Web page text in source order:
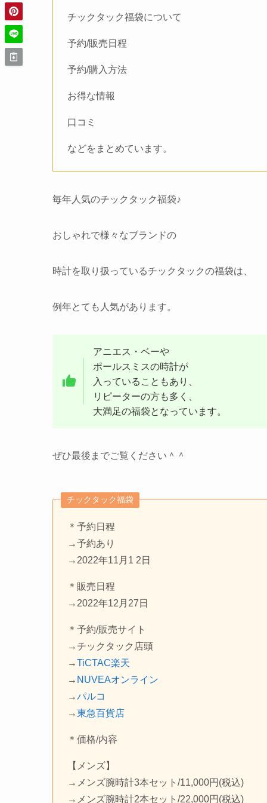
チックタック福袋について
予約/販売日程
予約/購入方法
お得な情報
口コミ
などをまとめています。
毎年人気のチックタック福袋♪
おしゃれで様々なブランドの
時計を取り扱っているチックタックの福袋は、
例年とても人気があります。
アニエス・ベーや
ポールスミスの時計が
入っていることもあり、
リピーターの方も多く、
大満足の福袋となっています。
ぜひ最後までご覧ください＾＾
チックタック福袋
＊予約日程
→予約あり
→2022年11月1 2日
＊販売日程
→2022年12月27日
＊予約/販売サイト
→チックタック店頭
→TiCTAC楽天
→ NUVEAオンライン
→パルコ
→東急百貨店
＊価格/内容
【メンズ】
→メンズ腕時計3本セット/11,000円(税込)
→メンズ腕時計2本セット/22,000円(税込)